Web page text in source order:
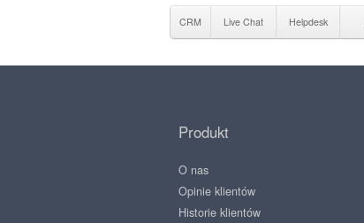
CRM Live Chat Helpdesk
Produkt
O nas
Opinie klientów
Historie klientów